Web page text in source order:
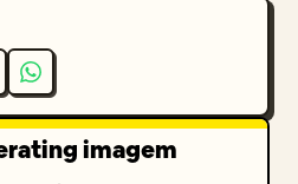
imagem